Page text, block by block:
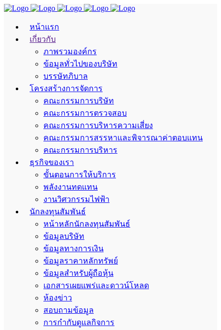
หน้าแรก
เกี่ยวกับ
ภาพรวมองค์กร
ข้อมูลทั่วไปของบริษัท
บรรษัทภิบาล
โครงสร้างการจัดการ
คณะกรรมการบริษัท
คณะกรรมการตรวจสอบ
คณะกรรมการบริหารความเสี่ยง
คณะกรรมการสรรหาและพิจารณาค่าตอบแทน
คณะกรรมการบริหาร
ธุรกิจของเรา
ขั้นตอนการให้บริการ
พลังงานทดแทน
งานวิศวกรรมไฟฟ้า
นักลงทุนสัมพันธ์
หน้าหลักนักลงทุนสัมพันธ์
ข้อมูลบริษัท
ข้อมูลทางการเงิน
ข้อมูลราคาหลักทรัพย์
ข้อมูลสำหรับผู้ถือหุ้น
เอกสารเผยแพร่และดาวน์โหลด
ห้องข่าว
สอบถามข้อมูล
การกำกับดูแลกิจการ